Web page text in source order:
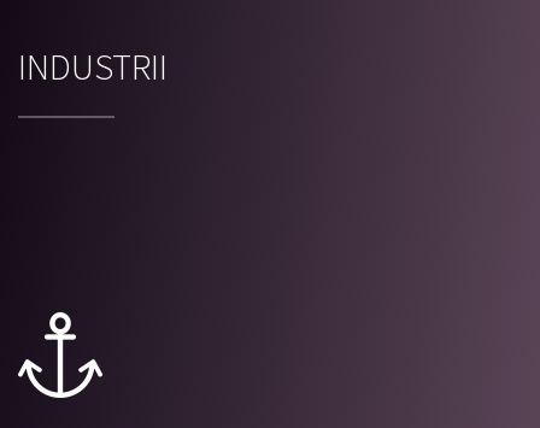
INDUSTRII